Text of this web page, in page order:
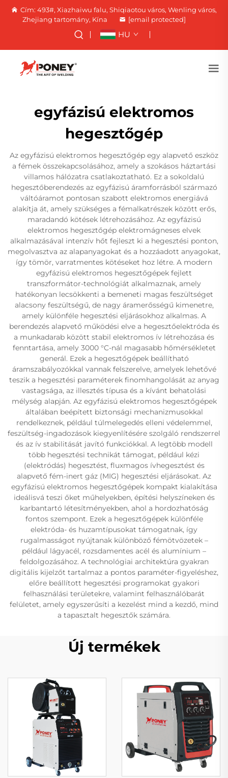
Cím: 493#, Xiazhaiwu falu, Shiqiaotou város, Wenling város,
Zhejiang tartomány, Kína
[email protected]
HU
egyfázisú elektromos
hegesztőgép
Az egyfázisú elektromos hegesztőgép egy alapvető eszköz
a fémek összekapcsolásához, amely a szokásos háztartási
villamos hálózatra csatlakoztatható. Ez a sokoldalú
hegesztőberendezés az egyfázisú áramforrásból származó
váltóáramot pontosan szabott elektromos energiává
alakítja át, amely szükséges a fémalkatrészek között erős,
maradandó kötések létrehozásához. Az egyfázisú
elektromos hegesztőgép elektromágneses elvek
alkalmazásával intenzív hőt fejleszt ki a hegesztési ponton,
megolvasztva az alapanyagokat és a hozzáadott anyagokat,
így tömör, varratmentes kötéseket hoz létre. A modern
egyfázisú elektromos hegesztőgépek fejlett
transzformátor-technológiát alkalmaznak, amely
hatékonyan lecsökkenti a bemeneti magas feszültséget
alacsony feszültségű, de nagy áramerősségű kimenetre,
amely különféle hegesztési eljárásokhoz alkalmas. A
berendezés alapvető működési elve a hegesztőelektróda és
a munkadarab között stabil elektromos ív létrehozása és
fenntartása, amely 3000 °C-nál magasabb hőmérsékletet
generál. Ezek a hegesztőgépek beállítható
áramszabályozókkal vannak felszerelve, amelyek lehetővé
teszik a hegesztési paraméterek finomhangolását az anyag
vastagsága, az illesztés típusa és a kívánt behatolási
mélység alapján. Az egyfázisú elektromos hegesztőgépek
általában beépített biztonsági mechanizmusokkal
rendelkeznek, például túlmelegedés elleni védelemmel,
feszültség-ingadozások kiegyenlítésére szolgáló rendszerrel
és az ív stabilitását javító funkciókkal. A legtöbb modell
több hegesztési technikát támogat, például kézi
(elektródás) hegesztést, fluxmagos ívhegesztést és
alapvető fém-inert gáz (MIG) hegesztési eljárásokat. Az
egyfázisú elektromos hegesztőgépek kompakt kialakítása
ideálisvá teszi őket műhelyekben, építési helyszíneken és
karbantartó létesítményekben, ahol a hordozhatóság
fontos szempont. Ezek a hegesztőgépek különféle
elektróda- és huzamtípusokat támogatnak, így
rugalmasságot nyújtanak különböző fémötvözetek –
például lágyacél, rozsdamentes acél és alumínium –
feldolgozásához. A technológiai architektúra gyakran
digitális kijelzőt tartalmaz a pontos paraméter-figyeléshez,
előre beállított hegesztési programokat gyakori
felhasználási területekre, valamint felhasználóbarát
felületet, amely egyszerűsíti a kezelést mind a kezdő, mind
a tapasztalt hegesztők számára.
Új termékek